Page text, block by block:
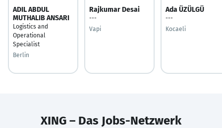
ADIL ABDUL
MUTHALIB ANSARI
Logistics and
Operational
Specialist
Berlin
Rajkumar Desai
---
Vapi
Ada ÜZÜLGÜ
---
Kocaeli
XING – Das Jobs-Netzwerk